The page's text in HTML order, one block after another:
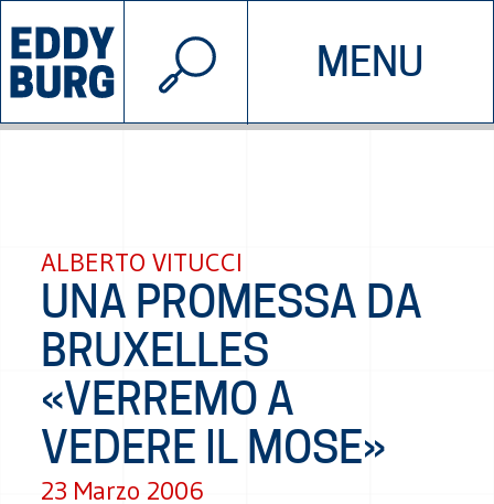
MENU
INIZIATIVE CHI SIAMO
© 2026 EDDYBURG
ALBERTO VITUCCI
UNA PROMESSA DA
BRUXELLES
«VERREMO A
VEDERE IL MOSE»
23 Marzo 2006